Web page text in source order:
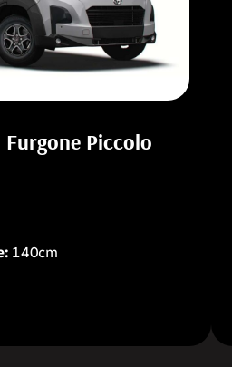
Furgone Piccolo
140cm